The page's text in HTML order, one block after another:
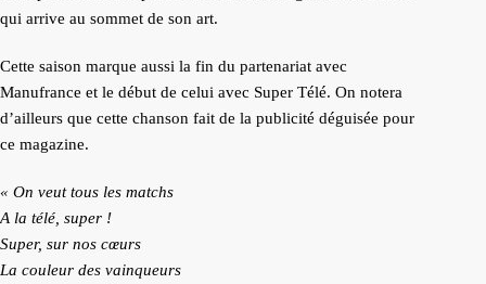
qui arrive au sommet de son art.
Cette saison marque aussi la fin du partenariat avec
Manufrance et le début de celui avec Super Télé. On notera
d’ailleurs que cette chanson fait de la publicité déguisée pour
ce magazine.
« On veut tous les matchs
A la télé, super !
Super, sur nos cœurs
La couleur des vainqueurs